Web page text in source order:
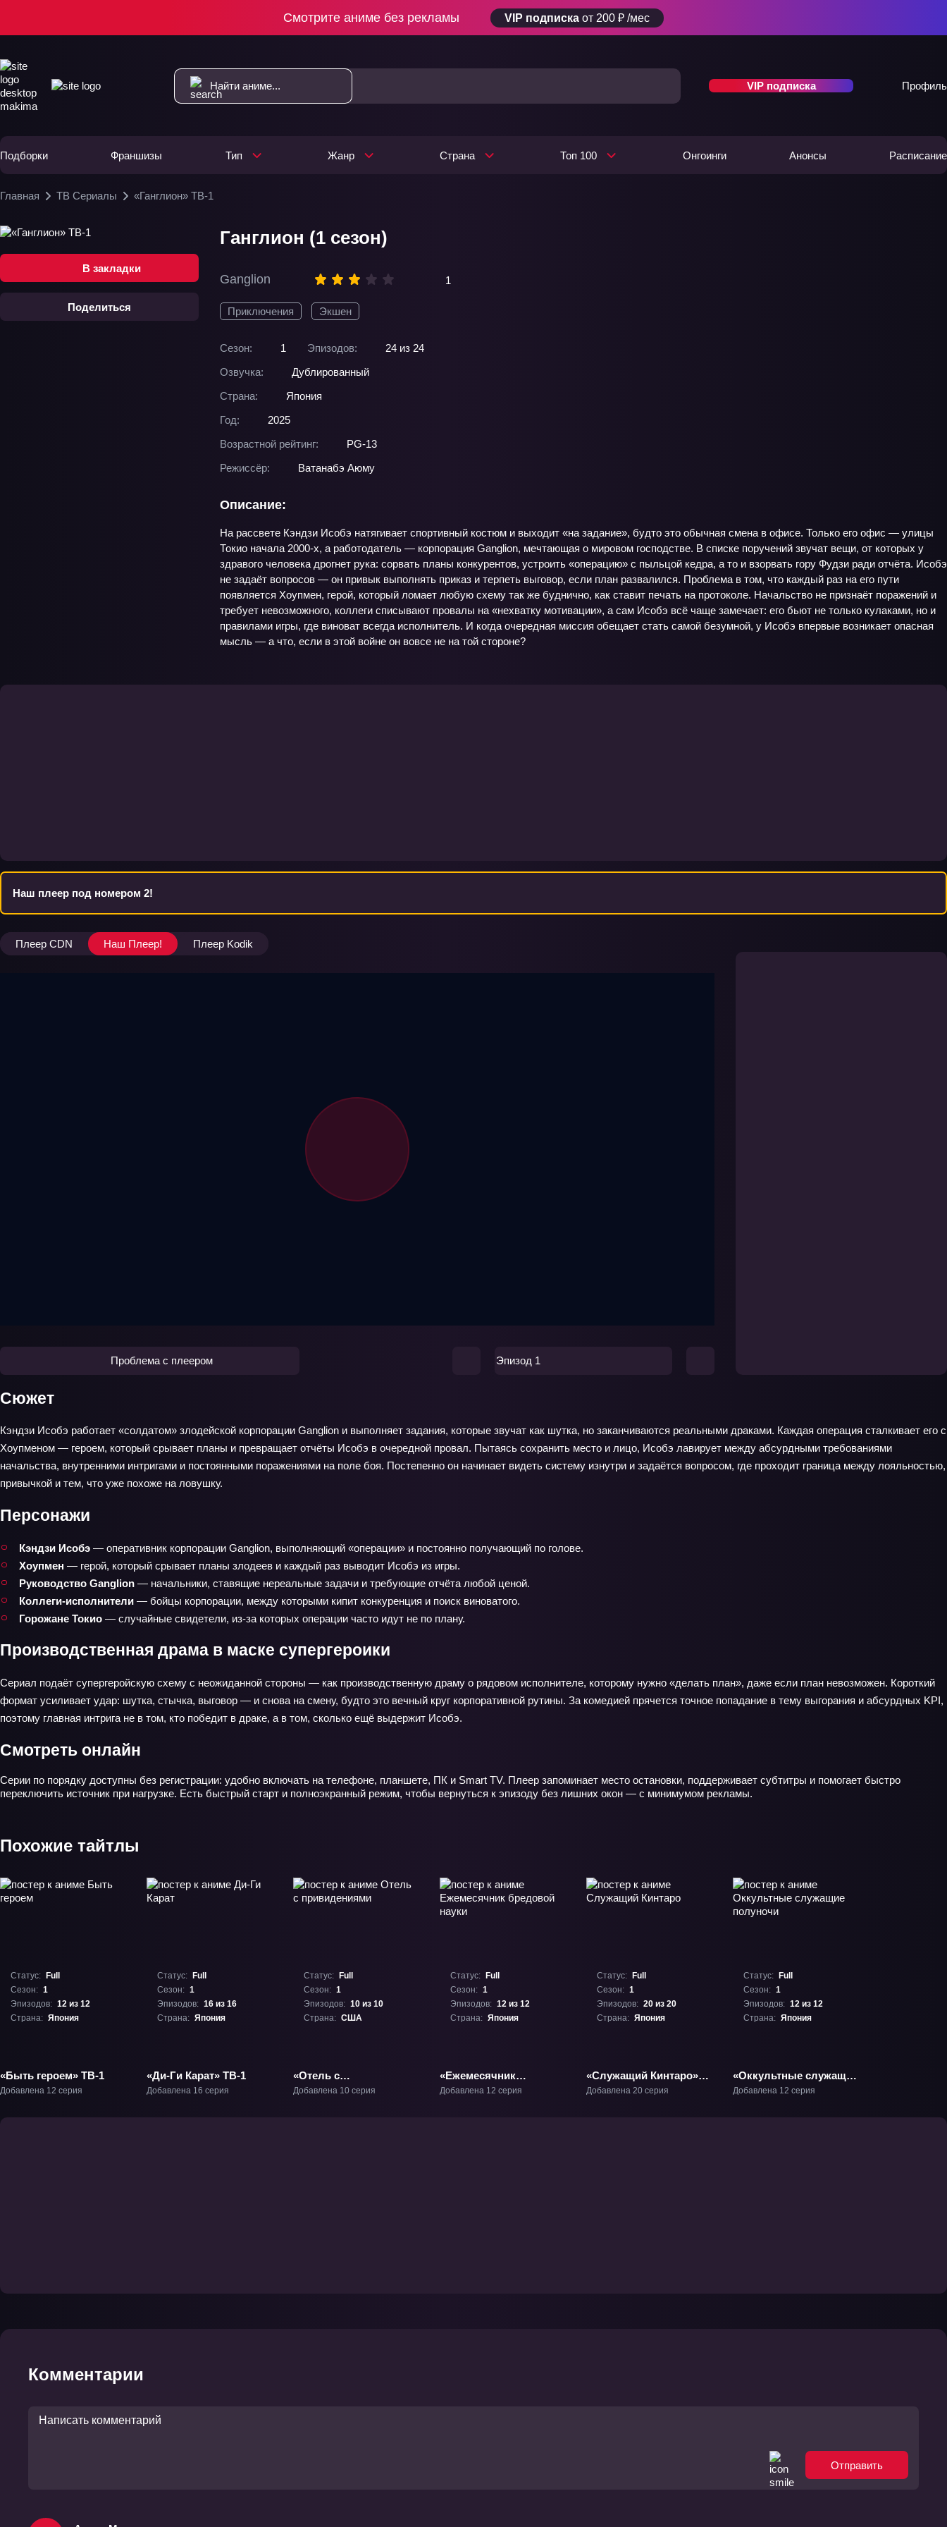
Смотрите аниме без рекламы VIP подписка от 200 ₽ /мес
VIP подписка Профиль
Подборки Франшизы Тип Жанр Страна Топ 100 Онгоинги Анонсы Расписание
Главная ТВ Сериалы «Ганглион» ТВ-1
В закладки
Поделиться
Ганглион (1 сезон)
Ganglion 1
Приключения Экшен
Сезон: 1 Эпизодов:
24 из 24
Озвучка:
Дублированный
Страна:
Япония
Год:
2025
Возрастной рейтинг:
PG-13
Режиссёр:
Ватанабэ Аюму
Описание:
На рассвете Кэндзи Исобэ натягивает спортивный костюм и выходит «на задание», будто это обычная смена в офисе. Только его офис — улицы
Токио начала 2000‑х, а работодатель — корпорация Ganglion, мечтающая о мировом господстве. В списке поручений звучат вещи, от которых у
здравого человека дрогнет рука: сорвать планы конкурентов, устроить «операцию» с пыльцой кедра, а то и взорвать гору Фудзи ради отчёта. Исобэ
не задаёт вопросов — он привык выполнять приказ и терпеть выговор, если план развалился. Проблема в том, что каждый раз на его пути
появляется Хоупмен, герой, который ломает любую схему так же буднично, как ставит печать на протоколе. Начальство не признаёт поражений и
требует невозможного, коллеги списывают провалы на «нехватку мотивации», а сам Исобэ всё чаще замечает: его бьют не только кулаками, но и
правилами игры, где виноват всегда исполнитель. И когда очередная миссия обещает стать самой безумной, у Исобэ впервые возникает опасная
мысль — а что, если в этой войне он вовсе не на той стороне?
Наш плеер под номером 2!
Плеер CDN Наш Плеер! Плеер Kodik
Проблема с плеером Эпизод 1
Сюжет
Кэндзи Исобэ работает «солдатом» злодейской корпорации Ganglion и выполняет задания, которые звучат как шутка, но заканчиваются реальными драками. Каждая операция сталкивает его с
Хоупменом — героем, который срывает планы и превращает отчёты Исобэ в очередной провал. Пытаясь сохранить место и лицо, Исобэ лавирует между абсурдными требованиями
начальства, внутренними интригами и постоянными поражениями на поле боя. Постепенно он начинает видеть систему изнутри и задаётся вопросом, где проходит граница между лояльностью,
привычкой и тем, что уже похоже на ловушку.
Персонажи
Кэндзи Исобэ — оперативник корпорации Ganglion, выполняющий «операции» и постоянно получающий по голове.
Хоупмен — герой, который срывает планы злодеев и каждый раз выводит Исобэ из игры.
Руководство Ganglion — начальники, ставящие нереальные задачи и требующие отчёта любой ценой.
Коллеги‑исполнители — бойцы корпорации, между которыми кипит конкуренция и поиск виноватого.
Горожане Токио — случайные свидетели, из‑за которых операции часто идут не по плану.
Производственная драма в маске супергероики
Сериал подаёт супергеройскую схему с неожиданной стороны — как производственную драму о рядовом исполнителе, которому нужно «делать план», даже если план невозможен. Короткий
формат усиливает удар: шутка, стычка, выговор — и снова на смену, будто это вечный круг корпоративной рутины. За комедией прячется точное попадание в тему выгорания и абсурдных KPI,
поэтому главная интрига не в том, кто победит в драке, а в том, сколько ещё выдержит Исобэ.
Смотреть онлайн
Серии по порядку доступны без регистрации: удобно включать на телефоне, планшете, ПК и Smart TV. Плеер запоминает место остановки, поддерживает субтитры и помогает быстро
переключить источник при нагрузке. Есть быстрый старт и полноэкранный режим, чтобы вернуться к эпизоду без лишних окон — с минимумом рекламы.
Похожие тайтлы
Статус:
Full
Сезон: 1
Эпизодов: 12 из 12
Страна: Япония
«Быть героем» ТВ-1
Добавлена 12 серия
Статус:
Full
Сезон: 1
Эпизодов: 16 из 16
Страна: Япония
«Ди-Ги Карат» ТВ-1
Добавлена 16 серия
Статус:
Full
Сезон: 1
Эпизодов: 10 из 10
Страна: США
«Отель с
привидениями» ТВ-1
Добавлена 10 серия
Статус:
Full
Сезон: 1
Эпизодов: 12 из 12
Страна: Япония
«Ежемесячник
бредовой науки» ТВ-1
Добавлена 12 серия
Статус:
Full
Сезон: 1
Эпизодов: 20 из 20
Страна: Япония
«Служащий Кинтаро»
ТВ-1
Добавлена 20 серия
Статус:
Full
Сезон: 1
Эпизодов: 12 из 12
Страна: Япония
«Оккультные служащие
полуночи» ТВ-1
Добавлена 12 серия
Комментарии
Отправить